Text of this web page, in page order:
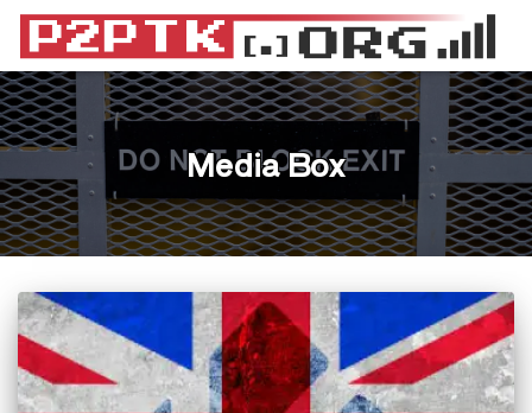
Media Box